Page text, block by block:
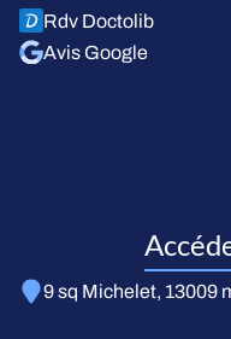
Rdv Doctolib
Avis Google
9 sq Michelet, 13009